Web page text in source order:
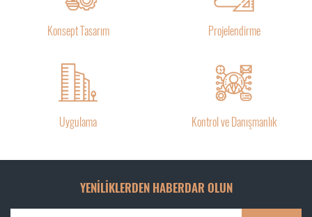
Konsept Tasarım Projelendirme
Uygulama Kontrol ve Danışmanlık
YENİLİKLERDEN HABERDAR OLUN